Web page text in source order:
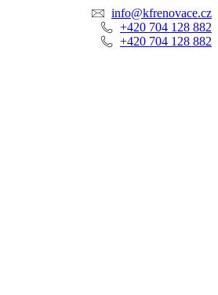
info@kfrenovace.cz
+420 704 128 882
+420 704 128 882